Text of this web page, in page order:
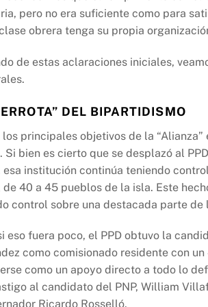
pero no era suficiente como para
obrera tenga su propia
de estas aclaraciones iniciales,
DEL BIPARTIDISMO
los principales objetivos de la
Si bien es cierto que se desplazó al
esa institución continúa teniendo
40 a 45 pueblos de la isla. Este
control sobre una destacada parte
eso fuera poco, el PPD obtuvo la
como comisionado residente con
como un apoyo directo a todo lo
al candidato del PNP, William
Ricardo Rosselló.